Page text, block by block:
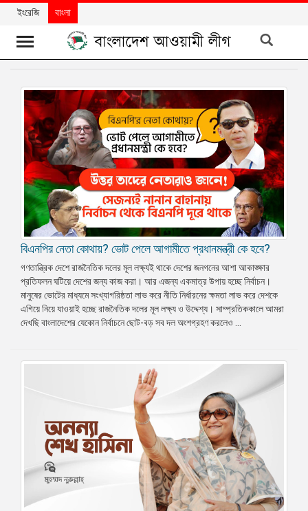
দলের
বিশেষ
নিবন্ধ
বিশেষ
প্রতিবেদন
মতামত
উন্নয়নের
বাংলাদেশ
নিউজলেটার
প্রেস
সংগঠন
নির্বাচনী
ইংরেজি বাংলা
বিএনপির নেতা কোথায়? ভোট পেলে আগামীতে প্রধানমন্ত্রী কে হবে?
গণতান্ত্রিক দেশে রাজনৈতিক দলের মূল লক্ষ্যই থাকে দেশের জনগনের আশা আকাঙ্ক্ষার
প্রতিফলন ঘটিয়ে দেশের জন্য কাজ করা। আর এজন্য একমাত্র উপায় হচ্ছে নির্বাচন।
মানুষের ভোটের মাধ্যমে সংখ্যাগরিষ্ঠতা লাভ করে নীতি নির্ধারনের ক্ষমতা লাভ করে দেশকে
এগিয়ে নিয়ে যাওয়াই হচ্ছে রাজনৈতিক দলের মূল লক্ষ্য ও উদ্দেশ্য। সাম্প্রতিককালে আমরা
দেখছি বাংলাদেশের যেকোন নির্বাচনে ছোট-বড় সব দল অংশগ্রহণ করলেও ...